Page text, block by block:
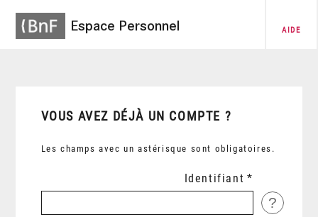
Espace Personnel AIDE
VOUS AVEZ DÉJÀ UN COMPTE ?
Les champs avec un astérisque sont obligatoires.
Identifiant
?